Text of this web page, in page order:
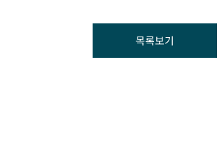
목록보기